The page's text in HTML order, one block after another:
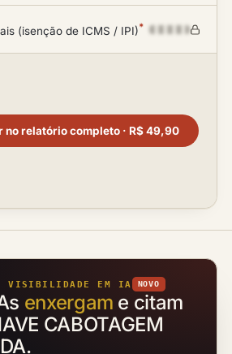
(isenção de ICMS / IPI)*
no relatório completo · R$ 49,90
VISIBILIDADE EM IA NOVO
enxergam e citam
CABOTAGEM